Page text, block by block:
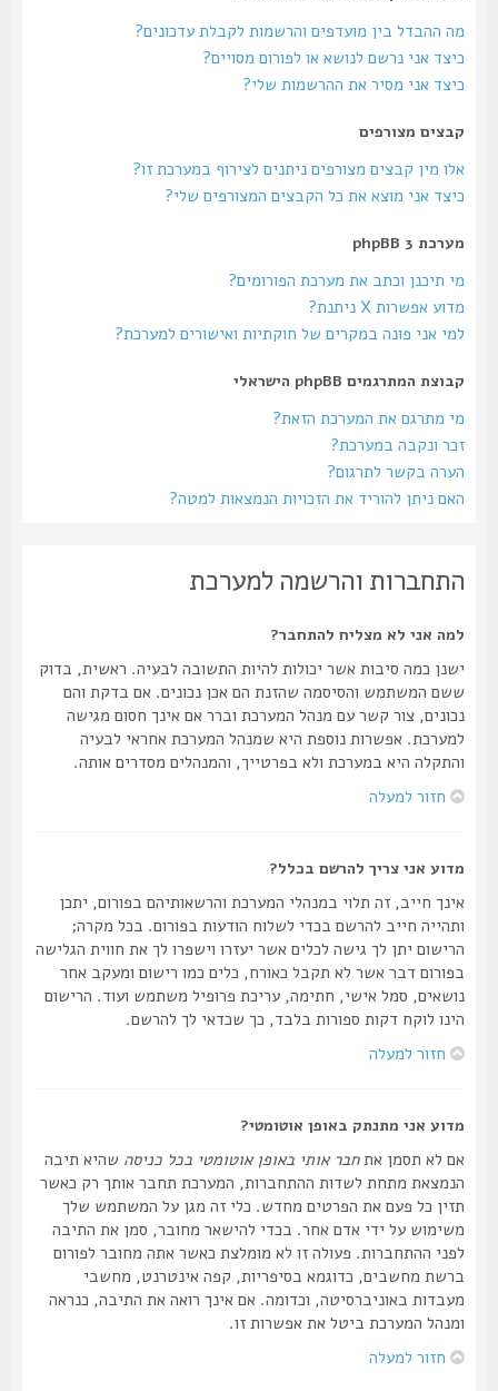
מה ההבדל בין מועדפים והרשמות לקבלת עדכונים?
כיצד אני נרשם לנושא או לפורום מסויים?
כיצד אני מסיר את ההרשמות שלי?
קבצים מצורפים
אלו מין קבצים מצורפים ניתנים לצירוף במערכת זו?
כיצד אני מוצא את כל הקבצים המצורפים שלי?
מערכת phpBB 3
מי תיכנן וכתב את מערכת הפורומים?
מדוע אפשרות X ניתנת?
למי אני פונה במקרים של חוקתיות ואישורים למערכת?
קבוצת המתרגמים phpBB הישראלי
מי מתרגם את המערכת הזאת?
זכר ונקבה במערכת?
הערה בקשר לתרגום?
האם ניתן להוריד את הזכויות הנמצאות למטה?
התחברות והרשמה למערכת
למה אני לא מצליח להתחבר?
ישנן כמה סיבות אשר יכולות להיות התשובה לבעיה. ראשית, בדוק
ששם המשתמש והסיסמה שהזנת הם אכן נכונים. אם בדקת והם
נכונים, צור קשר עם מנהל המערכת וברר אם אינך חסום מגישה
למערכת. אפשרות נוספת היא שמנהל המערכת אחראי לבעיה
והתקלה היא במערכת ולא בפרטייך, והמנהלים מסדרים אותה.
חזור למעלה
מדוע אני צריך להרשם בכלל?
אינך חייב, זה תלוי במנהלי המערכת והרשאותיהם בפורום, יתכן
ותהייה חייב להרשם בכדי לשלוח הודעות בפורום. בכל מקרה;
הרישום יתן לך גישה לכלים אשר יעזרו וישפרו לך את חווית הגלישה
בפורום דבר אשר לא תקבל כאורח, כלים כמו רישום ומעקב אחר
נושאים, סמל אישי, חתימה, עריכת פרופיל משתמש ועוד. הרישום
הינו לוקח דקות ספורות בלבד, כך שכדאי לך להרשם.
חזור למעלה
מדוע אני מתנתק באופן אוטומטי?
אם לא תסמן אתחבר אותי באופן אוטומטי בכל כניסהשהיא תיבה
הנמצאת מתחת לשדות ההתחברות, המערכת תחבר אותך רק כאשר
תזין כל פעם את הפרטים מחדש. כלי זה מגן על המשתמש שלך
משימוש על ידי אדם אחר. בכדי להישאר מחובר, סמן את התיבה
לפני ההתחברות. פעולה זו לא מומלצת כאשר אתה מחובר לפורום
ברשת מחשבים, כדוגמא בסיפריות, קפה אינטרנט, מחשבי
מעבדות באוניברסיטה, וכדומה. אם אינך רואה את התיבה, כנראה
ומנהל המערכת ביטל את אפשרות זו.
חזור למעלה